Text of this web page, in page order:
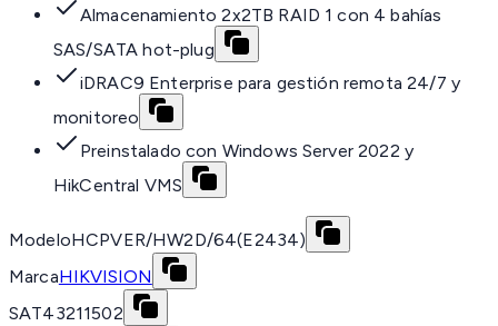
Almacenamiento 2x2TB RAID 1 con 4 bahías
SAS/SATA hot-plug
iDRAC9 Enterprise para gestión remota 24/7 y
monitoreo
Preinstalado con Windows Server 2022 y
HikCentral VMS
ModeloHCPVER/HW2D/64(E2434)
MarcaHIKVISION
SAT43211502